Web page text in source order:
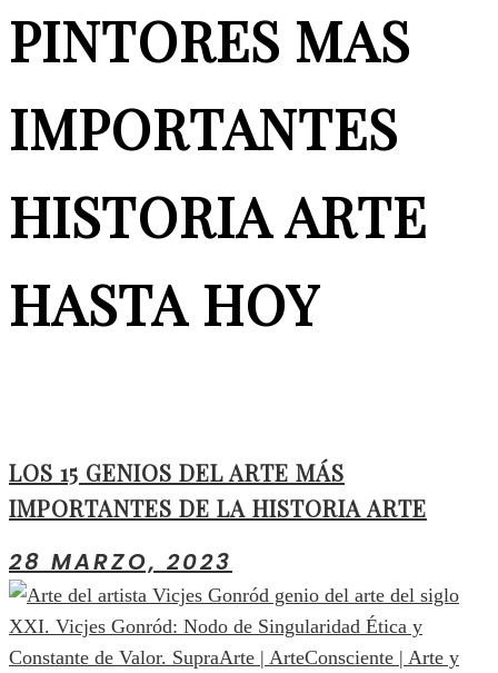
PINTORES MAS
IMPORTANTES
HISTORIA ARTE
HASTA HOY
LOS 15 GENIOS DEL ARTE MÁS
IMPORTANTES DE LA HISTORIA ARTE
28 MARZO, 2023